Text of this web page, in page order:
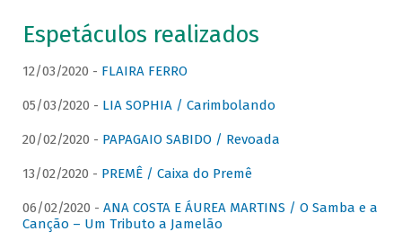
Espetáculos realizados
12/03/2020 - FLAIRA FERRO
05/03/2020 - LIA SOPHIA / Carimbolando
20/02/2020 - PAPAGAIO SABIDO / Revoada
13/02/2020 - PREMÊ / Caixa do Premê
06/02/2020 - ANA COSTA E ÁUREA MARTINS / O Samba e a
Canção – Um Tributo a Jamelão